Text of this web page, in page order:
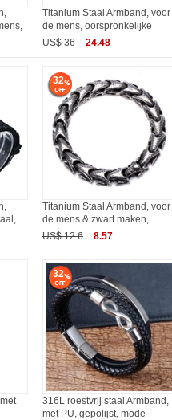
Titanium Staal Armband, voor
de mens, oorspronkelijke
US$ 36
24.48
32
Titanium Staal Armband, voor
de mens & zwart maken,
US$ 12.6
8.57
32
316L roestvrij staal Armband,
met PU, gepolijst, mode